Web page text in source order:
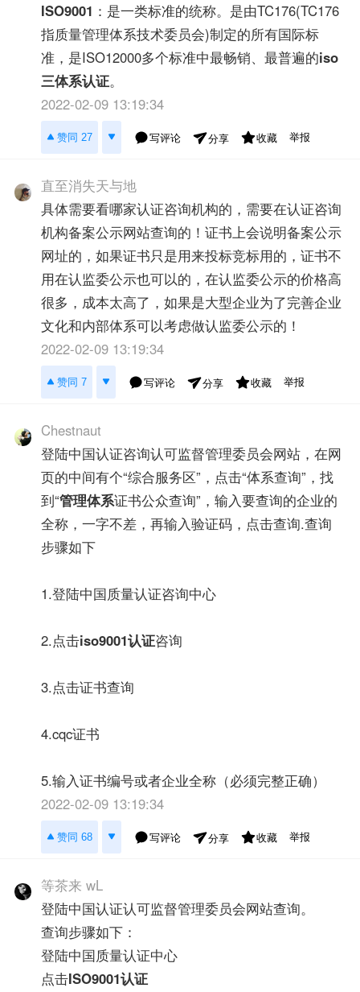
ISO9001 ：是一类标准的统称。是由TC176(TC176
指质量管理体系技术委员会)制定的所有国际标
准，是ISO12000多个标准中最畅销、最普遍的iso
三体系认证。
2022-02-09 13:19:34
赞同 27 写评论 分享 收藏 举报
直至消失天与地
具体需要看哪家认证咨询机构的，需要在认证咨询
机构备案公示网站查询的！证书上会说明备案公示
网址的，如果证书只是用来投标竞标用的，证书不
用在认监委公示也可以的，在认监委公示的价格高
很多，成本太高了，如果是大型企业为了完善企业
文化和内部体系可以考虑做认监委公示的！
2022-02-09 13:19:34
赞同 7 写评论 分享 收藏 举报
Chestnaut
登陆中国认证咨询认可监督管理委员会网站，在网
页的中间有个“综合服务区”，点击“体系查询”，找
到“管理体系证书公众查询”，输入要查询的企业的
全称，一字不差，再输入验证码，点击查询.查询
步骤如下
1.登陆中国质量认证咨询中心
2.点击iso9001认证咨询
3.点击证书查询
4.cqc证书
5.输入证书编号或者企业全称（必须完整正确）
2022-02-09 13:19:34
赞同 68 写评论 分享 收藏 举报
等茶来 wL
登陆中国认证认可监督管理委员会网站查询。
查询步骤如下：
登陆中国质量认证中心
点击ISO9001认证